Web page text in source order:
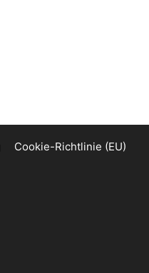
Cookie-Richtlinie (EU)